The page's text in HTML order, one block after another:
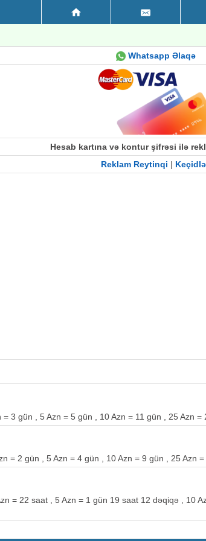
Whatsapp Əlaqə
Hesab kartına və kontur şifrəsi ilə
Reklam Reytinqi |
3 gün , 5 Azn = 5 gün , 10 Azn = 11 gün , 25 Azn =
= 2 gün , 5 Azn = 4 gün , 10 Azn = 9 gün , 25 Azn
= 22 saat , 5 Azn = 1 gün 19 saat 12 dəqiqə , 10